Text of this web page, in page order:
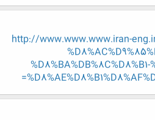
http://www.www.www.iran-